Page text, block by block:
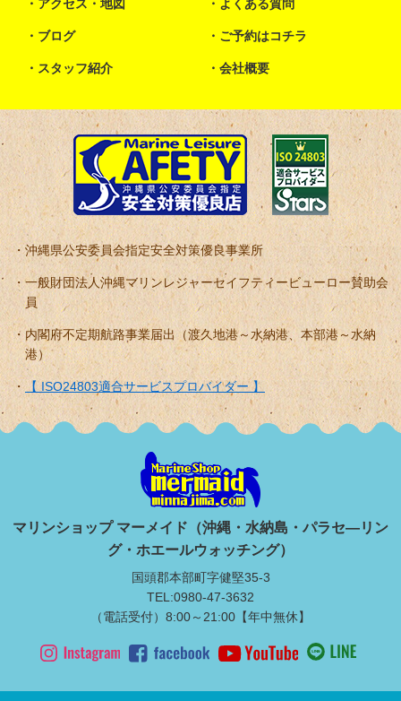
アクセス・地図 よくある質問
ブログ ご予約はコチラ
スタッフ紹介 会社概要
沖縄県公安委員会指定安全対策優良事業所
一般財団法人沖縄マリンレジャーセイフティービューロー賛助会
員
内閣府不定期航路事業届出（渡久地港～水納港、本部港～水納
港）
【 ISO24803適合サービスプロバイダー 】
マリンショップ マーメイド（沖縄・水納島・パラセ―リン
グ・ホエールウォッチング）
国頭郡本部町字健堅35-3
TEL:0980-47-3632
（電話受付）8:00～21:00【年中無休】